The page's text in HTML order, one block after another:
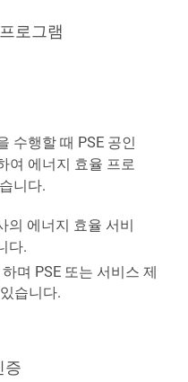
로그램
수행할 때 PSE 공인
여 에너지 효율 프로
니다.
의 에너지 효율 서비
다.
며 PSE 또는 서비스 제
습니다.
증